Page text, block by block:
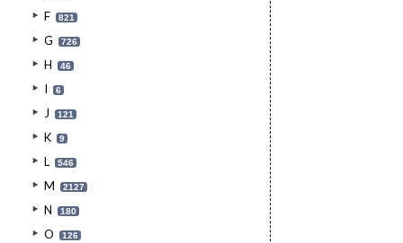
F 821
G 726
H 46
I 6
J 121
K 9
L 546
M 2127
N 180
O 126